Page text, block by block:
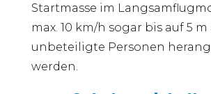
Startmasse im
max. 10 km/h sogar bis auf 5 m
unbeteiligte Personen
werden.